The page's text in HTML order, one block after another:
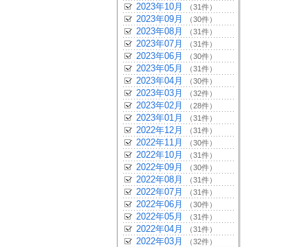
2023年10月 （31件）
2023年09月 （30件）
2023年08月 （31件）
2023年07月 （31件）
2023年06月 （30件）
2023年05月 （31件）
2023年04月 （30件）
2023年03月 （32件）
2023年02月 （28件）
2023年01月 （31件）
2022年12月 （31件）
2022年11月 （30件）
2022年10月 （31件）
2022年09月 （30件）
2022年08月 （31件）
2022年07月 （31件）
2022年06月 （30件）
2022年05月 （31件）
2022年04月 （31件）
2022年03月 （32件）